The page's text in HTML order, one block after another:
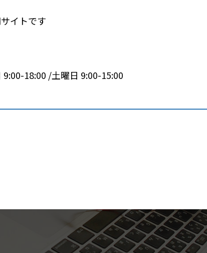
イトです
9:00-18:00 /土曜日 9:00-15:00